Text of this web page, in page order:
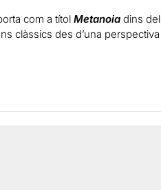
com a títol Metanoia dins del
clàssics des d’una perspectiva